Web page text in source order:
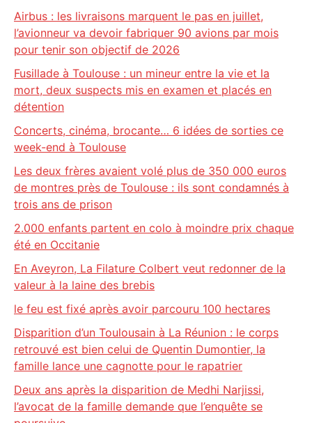
Airbus : les livraisons marquent le pas en juillet,
l’avionneur va devoir fabriquer 90 avions par mois
pour tenir son objectif de 2026
Fusillade à Toulouse : un mineur entre la vie et la
mort, deux suspects mis en examen et placés en
détention
Concerts, cinéma, brocante… 6 idées de sorties ce
week-end à Toulouse
Les deux frères avaient volé plus de 350 000 euros
de montres près de Toulouse : ils sont condamnés à
trois ans de prison
2.000 enfants partent en colo à moindre prix chaque
été en Occitanie
En Aveyron, La Filature Colbert veut redonner de la
valeur à la laine des brebis
le feu est fixé après avoir parcouru 100 hectares
Disparition d’un Toulousain à La Réunion : le corps
retrouvé est bien celui de Quentin Dumontier, la
famille lance une cagnotte pour le rapatrier
Deux ans après la disparition de Medhi Narjissi,
l’avocat de la famille demande que l’enquête se